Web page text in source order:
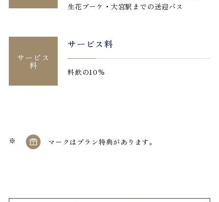
生花ブーケ・大宮駅までの送迎バス
サービス料
料飲の10%
サービス
料
マークはプラン特典があります。